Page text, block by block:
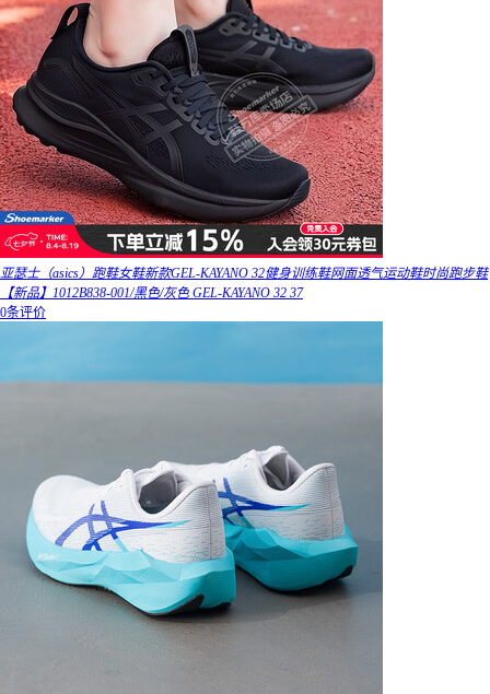
亚瑟士（asics）跑鞋女鞋新款GEL-KAYANO 32健身训练鞋网面透气运动鞋时尚跑步鞋
【新品】1012B838-001/黑色/灰色 GEL-KAYANO 32 37
0条评价